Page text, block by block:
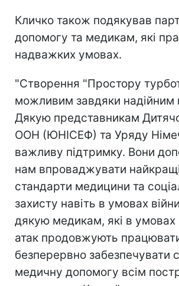
Кличко також подякував
допомогу та медикам, які
надважких умовах.
"Створення "Простору
можливим завдяки надійним
Дякую представникам
ООН (ЮНІСЕФ) та Уряду
важливу підтримку. Вони
нам впроваджувати найкращі
стандарти медицини та
захисту навіть в умовах
дякую медикам, які в умовах
атак продовжують
безперервно забезпечувати
медичну допомогу всім